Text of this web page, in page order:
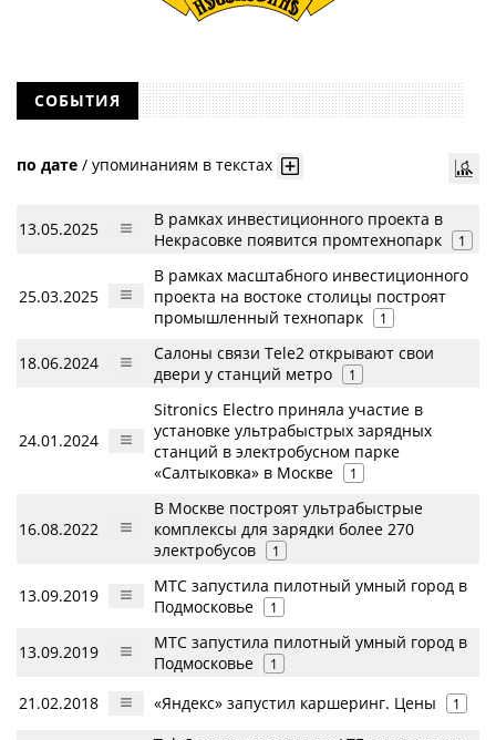
СОБЫТИЯ
по дате / упоминаниям в текстах
13.05.2025
В рамках инвестиционного проекта в
Некрасовке появится промтехнопарк
1
25.03.2025
В рамках масштабного инвестиционного
проекта на востоке столицы построят
промышленный технопарк
1
18.06.2024
Салоны связи Tele2 открывают свои
двери у станций метро
1
24.01.2024
Sitronics Electro приняла участие в
установке ультрабыстрых зарядных
станций в электробусном парке
«Салтыковка» в Москве
1
16.08.2022
В Москве построят ультрабыстрые
комплексы для зарядки более 270
электробусов
1
13.09.2019
МТС запустила пилотный умный город в
Подмосковье
1
13.09.2019
МТС запустила пилотный умный город в
Подмосковье
1
21.02.2018 «Яндекс» запустил каршеринг. Цены 1